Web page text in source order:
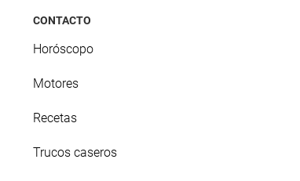
CONTACTO
Horóscopo
Motores
Recetas
Trucos caseros